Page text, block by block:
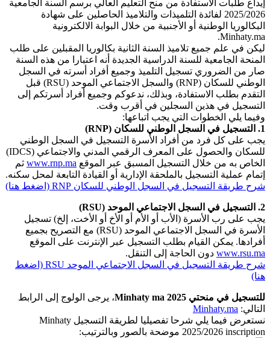
إيداع طلبات الاستفادة من منح التعليم العالي برسم السنة الجامعية
2025/2026 لفائدة التلميذات والتلاميذ الحاصلين على شهادة
البكالوريا الوطنية أو الأجنبية من خلال البوابة الالكترونية
Minhaty.ma.
ليكن في علم جميع تلاميذ السنة الثانية بكالوريا المقبلين على طلب
المنحة الجامعية للسنة الدراسية الجديدة أنه اعتبارا من هذه السنة
صار من الضروري تسجيل التلميذ وجميع أفراد أسرته في السجل
الوطني للسكان (RNP) والسجل الاجتماعي الموحد (RSU) قبل
التقدم بطلب الاستفادة، وبذلك، ندعوكم وجميع أفراد أسرتكم إلى
التسجيل في هذين السجلين في أقرب وقت.
وفيما يلي الخطوات التي يجب اتباعها:
1. التسجيل في السجل الوطني للسكان (RNP)
يجب على كل فرد من أفراد الأسرة التسجيل في السجل الوطني
للسكان والحصول على المعرف الرقمي المدني والاجتماعي (IDCS)
الخاص به من خلال التسجيل المسبق عبر الموقع www.rnp.ma ثم
إتمام عملية التسجيل بالملحقة الإدارية أو القيادة التابعة لمحل سكنه.
شرح طريقة التسجيل في السجل الوطني للسكان RNP (اضغط هنا)
2. التسجيل في السجل الاجتماعي الموحد (RSU)
يجب على رب الأسرة (الأب أو الأم أو الأخ أو الأخت، إلخ) تسجيل
الأسرة في السجل الاجتماعي الموحد (RSU) مع التصريح بجميع
أفرادها. يمكن القيام بطلب التسجيل عبر الإنترنت على الموقع
www.rsu.ma دون الحاجة إلى التنقل.
شرح طريقة التسجيل في السجل الاجتماعي الموحد RSU (اضغط
هنا)
للتسجيل في منحتي Minhaty ma 2025
، يرجى الولوج إلى الرابط
التالي: Minhaty.ma
نستعرض فيما يلي شرحا تفصيليا لطريقة التسجيل Minhaty
2025/2026 inscription موضحة بالصور وبالترتيب: